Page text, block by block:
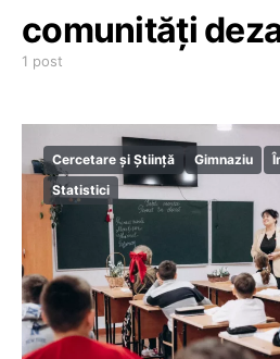
comunități
1 post
Cercetare și Știință Gimnaziu
Statistici